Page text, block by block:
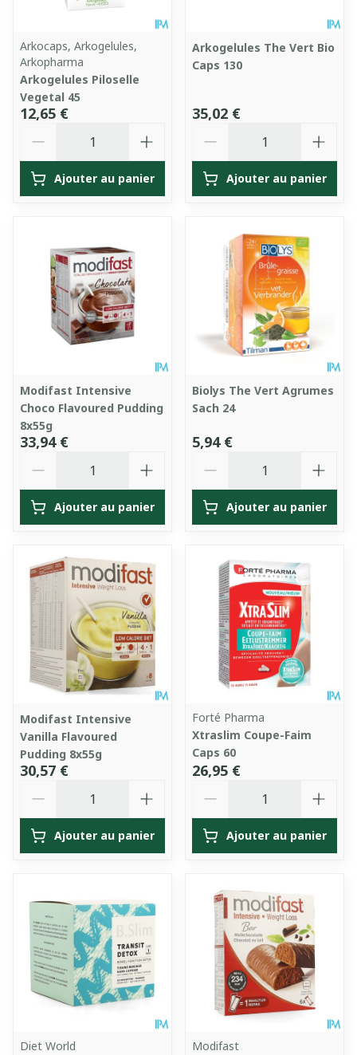
Arkocaps, Arkogelules,
Arkopharma
Arkogelules Piloselle
Vegetal 45
12,65 €
Ajouter au panier
Arkogelules The Vert Bio
Caps 130
35,02 €
Ajouter au panier
Modifast Intensive
Choco Flavoured Pudding
8x55g
33,94 €
Ajouter au panier
Biolys The Vert Agrumes
Sach 24
5,94 €
Ajouter au panier
Modifast Intensive
Vanilla Flavoured
Pudding 8x55g
30,57 €
Ajouter au panier
Forté Pharma
Xtraslim Coupe-Faim
Caps 60
26,95 €
Ajouter au panier
Diet World
Modifast